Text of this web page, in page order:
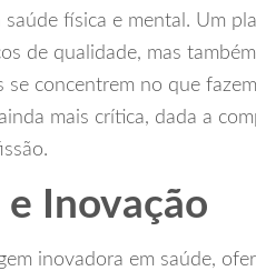
física e mental. Um
de qualidade, mas
concentrem no que
mais crítica, dada a
Inovação
inovadora em saúde,